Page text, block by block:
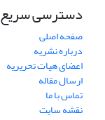
دسترسی سریع
صفحه اصلی
درباره نشریه
اعضای هیات تحریریه
ارسال مقاله
تماس با ما
نقشه سایت